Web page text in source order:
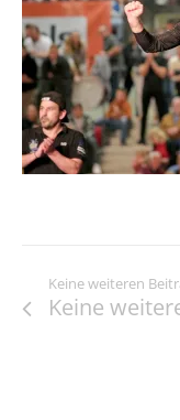
Keine weiteren
Keine